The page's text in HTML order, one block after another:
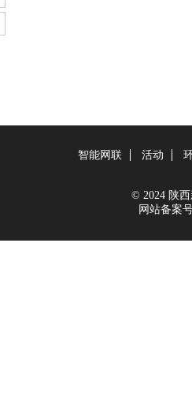
智能网联 活动
© 2024 陕西
网站备案